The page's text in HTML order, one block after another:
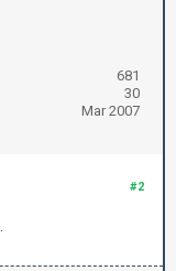
681
30
Mar 2007
#2